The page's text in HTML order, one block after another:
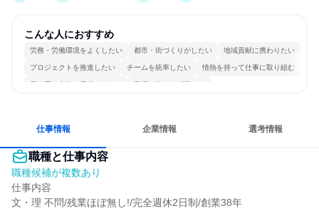
こんな人におすすめ
労務・労働環境をよくしたい 都市・街づくりがしたい 地域貢献に携わりたい
プロジェクトを推進したい チームを統率したい 情熱を持って仕事に取り組む
長く同じ会社に居続けられる 目標に追われず働ける
仕事情報 企業情報 選考情報
職種と仕事内容
職種候補が複数あり
仕事内容
文・理 不問/残業ほぼ無し!/完全週休2日制/創業38年